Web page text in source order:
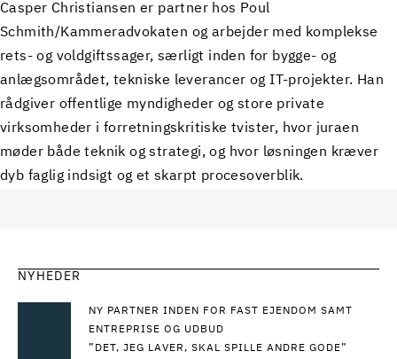
Casper Christiansen er partner hos Poul
Schmith/Kammeradvokaten og arbejder med komplekse
rets- og voldgiftssager, særligt inden for bygge- og
anlægsområdet, tekniske leverancer og IT-projekter. Han
rådgiver offentlige myndigheder og store private
virksomheder i forretningskritiske tvister, hvor juraen
møder både teknik og strategi, og hvor løsningen kræver
dyb faglig indsigt og et skarpt procesoverblik.
NYHEDER
NY PARTNER INDEN FOR FAST EJENDOM SAMT
ENTREPRISE OG UDBUD
”DET, JEG LAVER, SKAL SPILLE ANDRE GODE”